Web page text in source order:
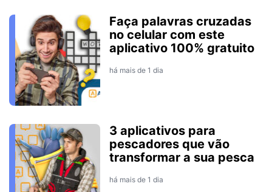
Faça palavras cruzadas
no celular com este
aplicativo 100% gratuito
há mais de 1 dia
3 aplicativos para
pescadores que vão
transformar a sua pesca
há mais de 1 dia